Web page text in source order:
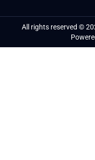
All rights reserved ©